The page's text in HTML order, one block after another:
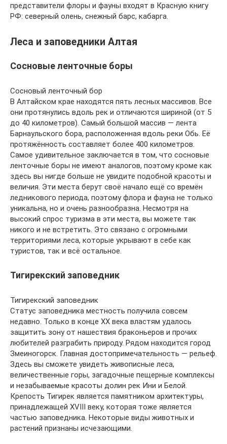
представители флоры и фауны входят в Красную книгу
РФ: северный олень, снежный барс, кабарга.
Леса и заповедники Алтая
Сосновые ленточные боры
Сосновый ленточный бор
В Алтайском крае находятся пять лесных массивов. Все
они протянулись вдоль рек и отличаются шириной (от 5
до 40 километров). Самый большой массив — лента
Барнаульского бора, расположенная вдоль реки Обь. Её
протяжённость составляет более 400 километров.
Самое удивительное заключается в том, что сосновые
ленточные боры не имеют аналогов, поэтому кроме как
здесь вы нигде больше не увидите подобной красоты и
величия. Эти места берут своё начало ещё со времён
ледникового периода, поэтому флора и фауна не только
уникальна, но и очень разнообразна. Несмотря на
высокий спрос туризма в эти места, вы можете так
никого и не встретить. Это связано с огромными
территориями леса, которые укрывают в себе как
туристов, так и всё остальное.
Тигирекский заповедник
Тигирекский заповедник
Статус заповедника местность получила совсем
недавно. Только в конце XX века властям удалось
защитить зону от нашествия браконьеров и прочих
любителей разграбить природу. Рядом находится город
Змеиногорск. Главная достопримечательность — рельеф.
Здесь вы сможете увидеть живописные леса,
величественные горы, загадочные пещерные комплексы
и незабываемые красоты долин рек Ини и Белой.
Крепость Тигирек является памятником архитектуры,
принадлежащей XVIII веку, которая тоже является
частью заповедника. Некоторые виды животных и
растений признаны исчезающими.